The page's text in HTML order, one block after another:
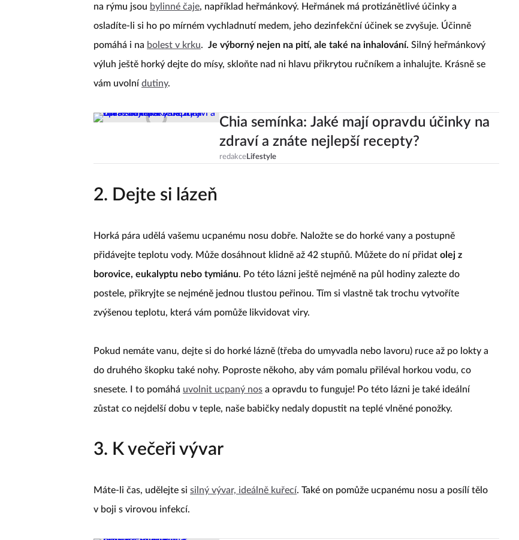
na rýmu jsou bylinné čaje, například heřmánkový. Heřmánek má protizánětlivé účinky a
osladíte-li si ho po mírném vychladnutí medem, jeho dezinfekční účinek se zvyšuje. Účinně
pomáhá i na bolest v krku. Je výborný nejen na pití, ale také na inhalování. Silný heřmánkový
výluh ještě horký dejte do mísy, skloňte nad ni hlavu přikrytou ručníkem a inhalujte. Krásně se
vám uvolní dutiny.
Chia semínka: Jaké mají opravdu účinky na
zdraví a znáte nejlepší recepty?
redakceLifestyle
2. Dejte si lázeň
Horká pára udělá vašemu ucpanému nosu dobře. Naložte se do horké vany a postupně
přidávejte teplotu vody. Může dosáhnout klidně až 42 stupňů. Můžete do ní přidat olej z
borovice, eukalyptu nebo tymiánu. Po této lázni ještě nejméně na půl hodiny zalezte do
postele, přikryjte se nejméně jednou tlustou peřinou. Tím si vlastně tak trochu vytvoříte
zvýšenou teplotu, která vám pomůže likvidovat viry.
Pokud nemáte vanu, dejte si do horké lázně (třeba do umyvadla nebo lavoru) ruce až po lokty a
do druhého škopku také nohy. Poproste někoho, aby vám pomalu přiléval horkou vodu, co
snesete. I to pomáhá uvolnit ucpaný nos a opravdu to funguje! Po této lázni je také ideální
zůstat co nejdelší dobu v teple, naše babičky nedaly dopustit na teplé vlněné ponožky.
3. K večeři vývar
Máte-li čas, udělejte si silný vývar, ideálně kuřecí. Také on pomůže ucpanému nosu a posílí tělo
v boji s virovou infekcí.